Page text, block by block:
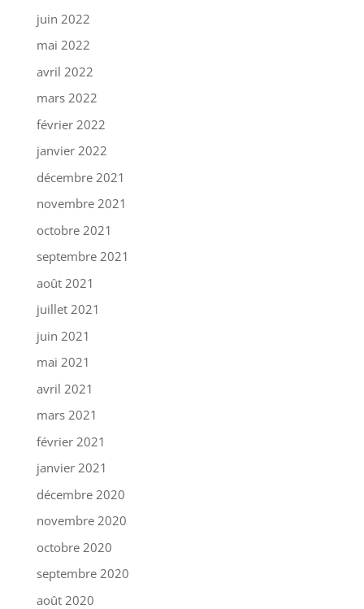
juin 2022
mai 2022
avril 2022
mars 2022
février 2022
janvier 2022
décembre 2021
novembre 2021
octobre 2021
septembre 2021
août 2021
juillet 2021
juin 2021
mai 2021
avril 2021
mars 2021
février 2021
janvier 2021
décembre 2020
novembre 2020
octobre 2020
septembre 2020
août 2020